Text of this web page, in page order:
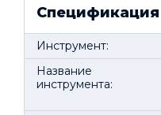
Спецификация
Инструмент:
Название
инструмента: